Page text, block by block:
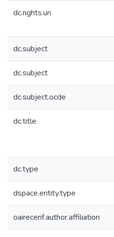
dc.rights.uri
dc.subject
dc.subject
dc.subject.ocde
dc.title
dc.type
dspace.entity.type
oairecerif.author.affiliation